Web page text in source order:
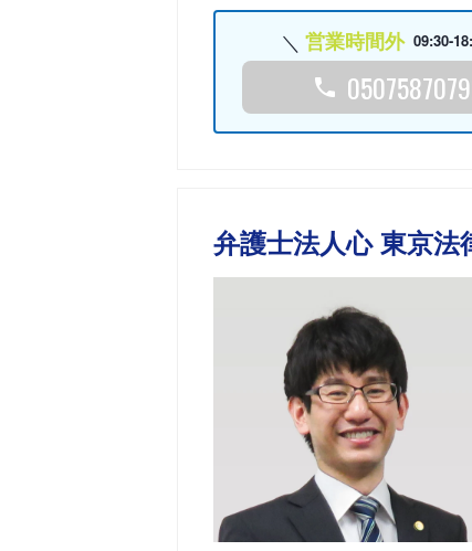
営業時間外 09:30-
弁護士法人心 東京法